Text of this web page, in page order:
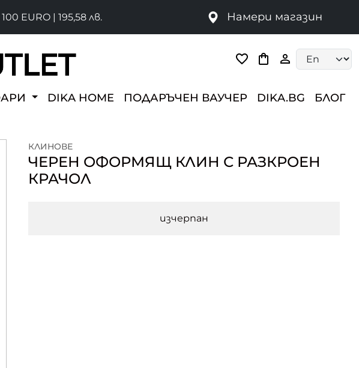
EURO | 195,58 лв. Намери магазин
DIKA HOME ПОДАРЪЧЕН ВАУЧЕР DIKA.BG БЛОГ
КЛИНОВЕ
ЧЕРЕН ОФОРМЯЩ КЛИН С РАЗКРОЕН
КРАЧОЛ
изчерпан